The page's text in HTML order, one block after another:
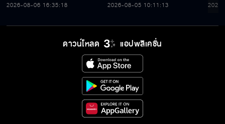
2026-08-06 16:35:18 2026-08-05 10:11:13
ดาวน์โหลด แอปพลิเคชั่น